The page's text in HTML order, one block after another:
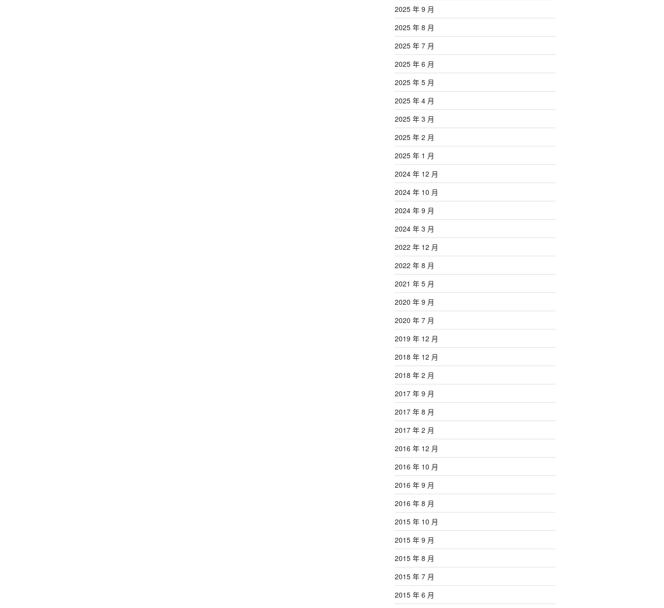
2025 年 9 月
2025 年 8 月
2025 年 7 月
2025 年 6 月
2025 年 5 月
2025 年 4 月
2025 年 3 月
2025 年 2 月
2025 年 1 月
2024 年 12 月
2024 年 10 月
2024 年 9 月
2024 年 3 月
2022 年 12 月
2022 年 8 月
2021 年 5 月
2020 年 9 月
2020 年 7 月
2019 年 12 月
2018 年 12 月
2018 年 2 月
2017 年 9 月
2017 年 8 月
2017 年 2 月
2016 年 12 月
2016 年 10 月
2016 年 9 月
2016 年 8 月
2015 年 10 月
2015 年 9 月
2015 年 8 月
2015 年 7 月
2015 年 6 月